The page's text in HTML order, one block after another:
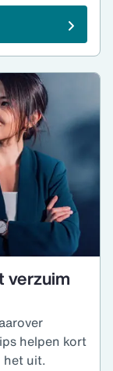
verzuim
helpen kort
het uit.